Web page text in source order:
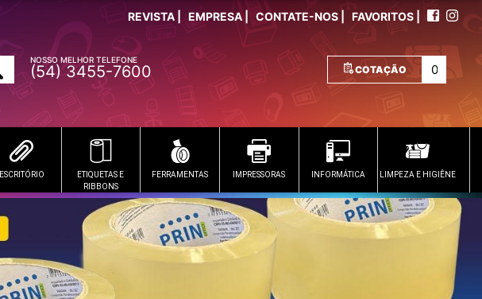
REVISTA | EMPRESA | CONTATE-NOS | FAVORITOS |
NOSSO MELHOR TELEFONE
(54) 3455-7600 COTAÇÃO
ESCRITÓRIO
ETIQUETAS E
RIBBONS
FERRAMENTAS IMPRESSORAS INFORMÁTICA LIMPEZA E HIGIÊNE